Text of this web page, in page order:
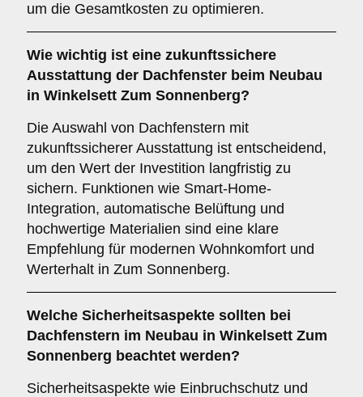
um die Gesamtkosten zu optimieren.
Wie wichtig ist eine zukunftssichere
Ausstattung der Dachfenster beim Neubau
in Winkelsett Zum Sonnenberg?
Die Auswahl von Dachfenstern mit
zukunftssicherer Ausstattung ist entscheidend,
um den Wert der Investition langfristig zu
sichern. Funktionen wie Smart-Home-
Integration, automatische Belüftung und
hochwertige Materialien sind eine klare
Empfehlung für modernen Wohnkomfort und
Werterhalt in Zum Sonnenberg.
Welche Sicherheitsaspekte sollten bei
Dachfenstern im Neubau in Winkelsett Zum
Sonnenberg beachtet werden?
Sicherheitsaspekte wie Einbruchschutz und